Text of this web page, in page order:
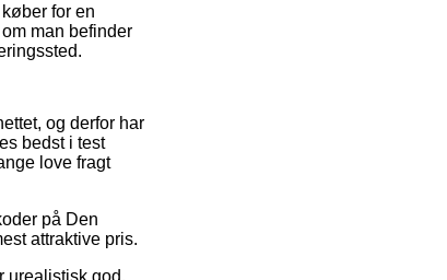
for en
man befinder
og derfor har
bedst i test
love fragt
på Den
attraktive pris.
urealistisk god,